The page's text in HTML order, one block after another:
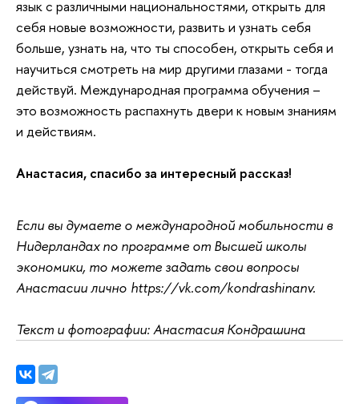
язык с различными национальностями, открыть для
себя новые возможности, развить и узнать себя
больше, узнать на, что ты способен, открыть себя и
научиться смотреть на мир другими глазами - тогда
действуй. Международная программа обучения –
это возможность распахнуть двери к новым знаниям
и действиям.
Анастасия, спасибо за интересный рассказ!
Если вы думаете о международной мобильности в
Нидерландах по программе от Высшей школы
экономики, то можете задать свои вопросы
Анастасии лично https://vk.com/kondrashinanv.
Текст и фотографии: Анастасия Кондрашина